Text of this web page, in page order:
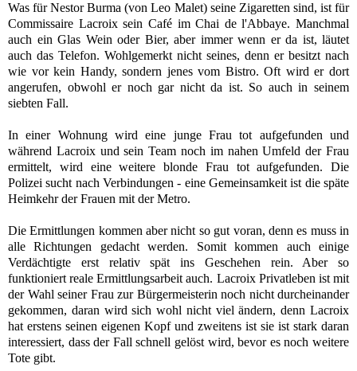
Was für Nestor Burma (von Leo Malet) seine Zigaretten sind, ist für
Commissaire Lacroix sein Café im Chai de l'Abbaye. Manchmal
auch ein Glas Wein oder Bier, aber immer wenn er da ist, läutet
auch das Telefon. Wohlgemerkt nicht seines, denn er besitzt nach
wie vor kein Handy, sondern jenes vom Bistro. Oft wird er dort
angerufen, obwohl er noch gar nicht da ist. So auch in seinem
siebten Fall.
In einer Wohnung wird eine junge Frau tot aufgefunden und
während Lacroix und sein Team noch im nahen Umfeld der Frau
ermittelt, wird eine weitere blonde Frau tot aufgefunden. Die
Polizei sucht nach Verbindungen - eine Gemeinsamkeit ist die späte
Heimkehr der Frauen mit der Metro.
Die Ermittlungen kommen aber nicht so gut voran, denn es muss in
alle Richtungen gedacht werden. Somit kommen auch einige
Verdächtigte erst relativ spät ins Geschehen rein. Aber so
funktioniert reale Ermittlungsarbeit auch. Lacroix Privatleben ist mit
der Wahl seiner Frau zur Bürgermeisterin noch nicht durcheinander
gekommen, daran wird sich wohl nicht viel ändern, denn Lacroix
hat erstens seinen eigenen Kopf und zweitens ist sie ist stark daran
interessiert, dass der Fall schnell gelöst wird, bevor es noch weitere
Tote gibt.